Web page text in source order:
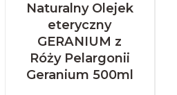
Naturalny Olejek
eteryczny
GERANIUM z
Róży Pelargonii
Geranium 500ml